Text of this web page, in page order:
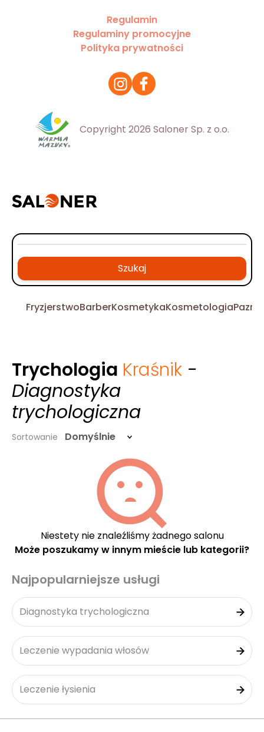
Regulamin
Regulaminy promocyjne
Polityka prywatności
Copyright 2026 Saloner Sp. z o.o.
Szukaj
FryzjerstwoBarberKosmetykaKosmetologia
Trychologia Kraśnik -
Diagnostyka
trychologiczna
Sortowanie Domyślnie
Niestety nie znaleźliśmy żadnego salonu
Może poszukamy w innym mieście lub kategorii?
Najpopularniejsze usługi
Diagnostyka trychologiczna
Leczenie wypadania włosów
Leczenie łysienia